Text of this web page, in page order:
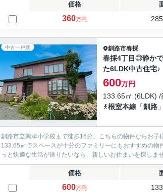
価格
360万円
中古一戸建 釧路市春採
春採4丁目◎静か
た6LDK中古住宅♪
600万円
133.65㎡ (6LDK) /
根室本線 「釧路
釧路市立興津小学校まで徒歩16分、こちらの物件ならお
133.65㎡でスペースが十分のファミリーにもおすすめの
っと快適な生活が送りたいなら、新しいお住まいを探し
価格
600万円